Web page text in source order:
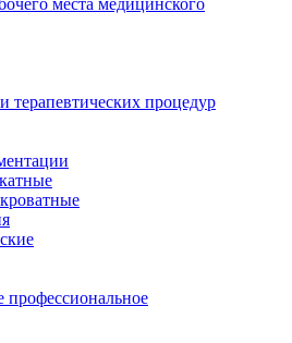
места медицинского
терапевтических процедур
профессиональное